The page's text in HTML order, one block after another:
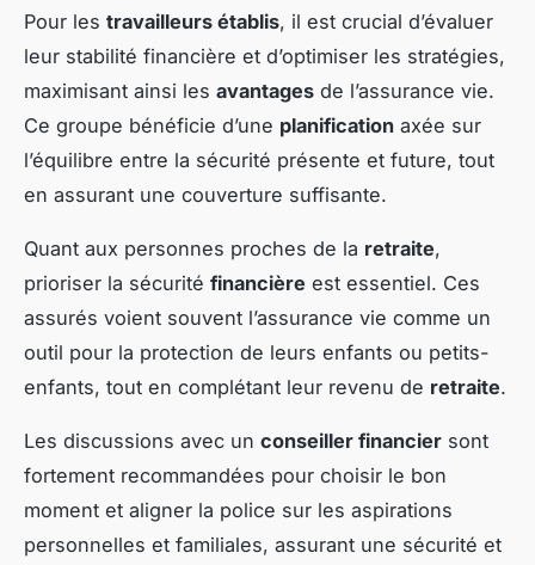
Pour les travailleurs établis, il est crucial d’évaluer
leur stabilité financière et d’optimiser les stratégies,
maximisant ainsi les avantages de l’assurance vie.
Ce groupe bénéficie d’une planification axée sur
l’équilibre entre la sécurité présente et future, tout
en assurant une couverture suffisante.
Quant aux personnes proches de la retraite,
prioriser la sécurité financière est essentiel. Ces
assurés voient souvent l’assurance vie comme un
outil pour la protection de leurs enfants ou petits-
enfants, tout en complétant leur revenu de retraite.
Les discussions avec un conseiller financier sont
fortement recommandées pour choisir le bon
moment et aligner la police sur les aspirations
personnelles et familiales, assurant une sécurité et